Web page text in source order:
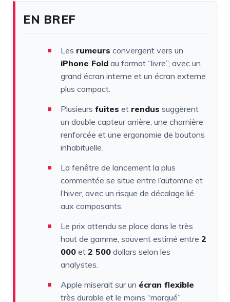
EN BREF
Les rumeurs convergent vers un
iPhone Fold au format “livre”, avec un
grand écran interne et un écran externe
plus compact.
Plusieurs fuites et rendus suggèrent
un double capteur arrière, une charnière
renforcée et une ergonomie de boutons
inhabituelle.
La fenêtre de lancement la plus
commentée se situe entre l’automne et
l’hiver, avec un risque de décalage lié
aux composants.
Le prix attendu se place dans le très
haut de gamme, souvent estimé entre 2
000 et 2 500 dollars selon les
analystes.
Apple miserait sur un écran flexible
très durable et le moins “marqué”